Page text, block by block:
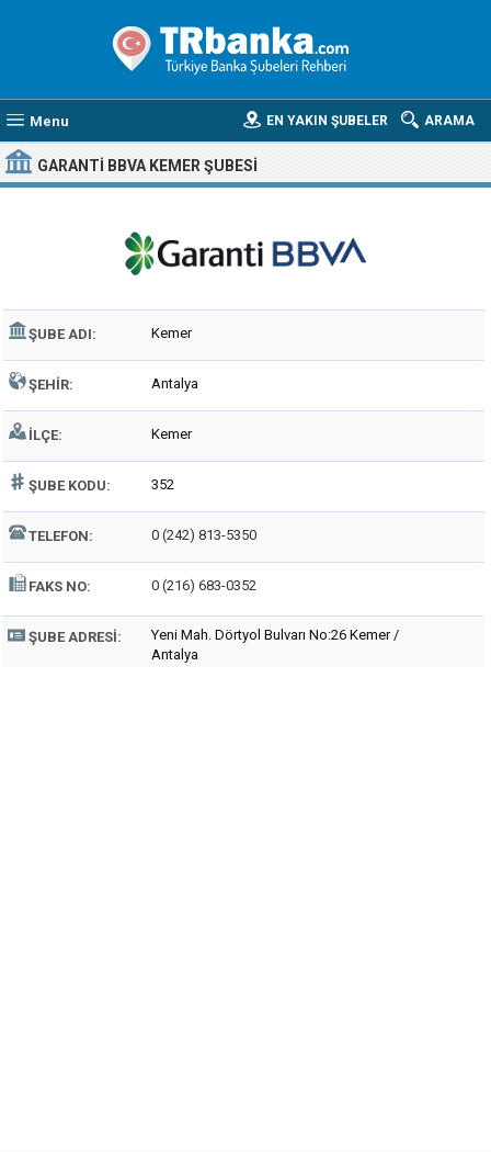
Menu ARAMA
EN YAKIN ŞUBELER
GARANTI BBVA KEMER ŞUBESI
ŞUBE ADI: Kemer
ŞEHIR: Antalya
İLÇE: Kemer
ŞUBE KODU: 352
TELEFON: 0 (242) 813-5350
FAKS NO: 0 (216) 683-0352
ŞUBE ADRESI:
Yeni Mah. Dörtyol Bulvarı No:26 Kemer /
Antalya